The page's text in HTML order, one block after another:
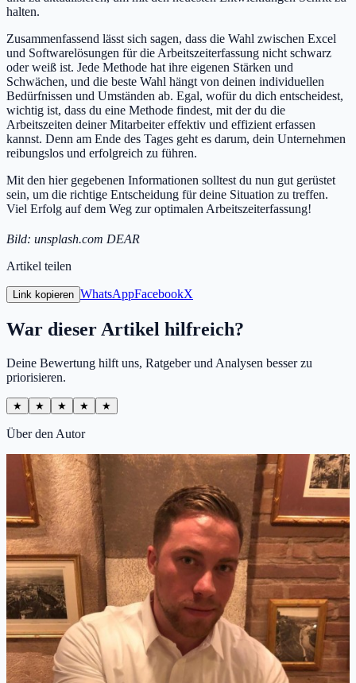
halten.
Zusammenfassend lässt sich sagen, dass die Wahl zwischen Excel
und Softwarelösungen für die Arbeitszeiterfassung nicht schwarz
oder weiß ist. Jede Methode hat ihre eigenen Stärken und
Schwächen, und die beste Wahl hängt von deinen individuellen
Bedürfnissen und Umständen ab. Egal, wofür du dich entscheidest,
wichtig ist, dass du eine Methode findest, mit der du die
Arbeitszeiten deiner Mitarbeiter effektiv und effizient erfassen
kannst. Denn am Ende des Tages geht es darum, dein Unternehmen
reibungslos und erfolgreich zu führen.
Mit den hier gegebenen Informationen solltest du nun gut gerüstet
sein, um die richtige Entscheidung für deine Situation zu treffen.
Viel Erfolg auf dem Weg zur optimalen Arbeitszeiterfassung!
Bild: unsplash.com DEAR
Artikel teilen
Link kopieren WhatsAppFacebookX
War dieser Artikel hilfreich?
Deine Bewertung hilft uns, Ratgeber und Analysen besser zu
priorisieren.
★ ★ ★ ★ ★
Über den Autor